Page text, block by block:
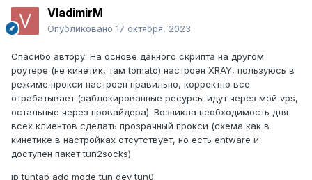
VladimirM
Опубликовано 17 октября, 2023
Спасибо автору. На основе данного скрипта на другом
роутере (не кинетик, там tomato) настроен XRAY, пользуюсь в
режиме прокси настроен правильно, корректно все
отрабатывает (заблокированные ресурсы идут через мой vps,
остальные через провайдера). Возникла необходимость для
всех клиентов сделать прозрачный прокси (схема как в
кинетике в настройках отсутствует, но есть entware и
доступен пакет tun2socks)
ip tuntap add mode tun dev tun0